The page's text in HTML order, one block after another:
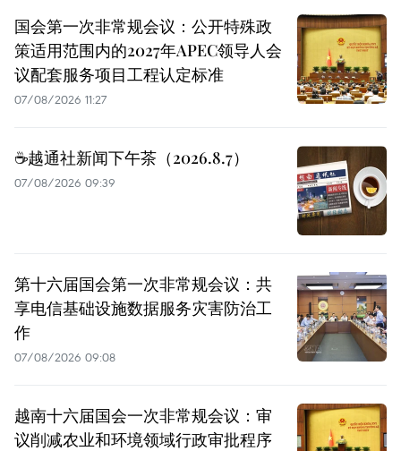
国会第一次非常规会议：公开特殊政
策适用范围内的2027年APEC领导人会
议配套服务项目工程认定标准
07/08/2026 11:27
☕️越通社新闻下午茶（2026.8.7）
07/08/2026 09:39
第十六届国会第一次非常规会议：共
享电信基础设施数据服务灾害防治工
作
07/08/2026 09:08
越南十六届国会一次非常规会议：审
议削减农业和环境领域行政审批程序